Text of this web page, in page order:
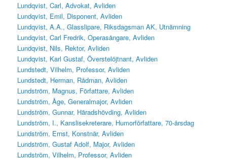
Lundqvist, Carl, Advokat, Avliden
Lundqvist, Emil, Disponent, Avliden
Lundqvist, A.A., Glasslipare, Riksdagsman AK, Utnämning
Lundqvist, Carl Fredrik, Operasångare, Avliden
Lundqvist, Nils, Rektor, Avliden
Lundqvist, Karl Gustaf, Överstelöjtnant, Avliden
Lundstedt, Vilhelm, Professor, Avliden
Lundstedt, Herman, Rådman, Avliden
Lundström, Magnus, Författare, Avliden
Lundström, Åge, Generalmajor, Avliden
Lundström, Gunnar, Häradshövding, Avliden
Lundström, I., Kanslisekreterare, Humorförfattare, 70-årsdag
Lundström, Ernst, Konstnär, Avliden
Lundström, Gustaf Adolf, Major, Avliden
Lundström, Vilhelm, Professor, Avliden